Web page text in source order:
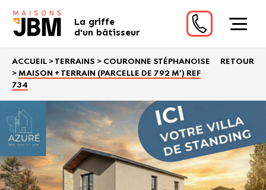
La griffe
d'un bâtisseur
ACCUEIL > TERRAINS > COURONNE STÉPHANOISE
> MAISON + TERRAIN (PARCELLE DE 792 M²) REF
734
RETOUR